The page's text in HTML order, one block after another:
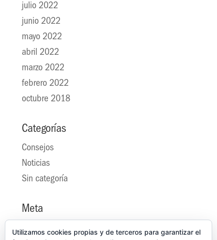
julio 2022
junio 2022
mayo 2022
abril 2022
marzo 2022
febrero 2022
octubre 2018
Categorías
Consejos
Noticias
Sin categoría
Meta
Acceder
Utilizamos cookies propias y de terceros para garantizar el